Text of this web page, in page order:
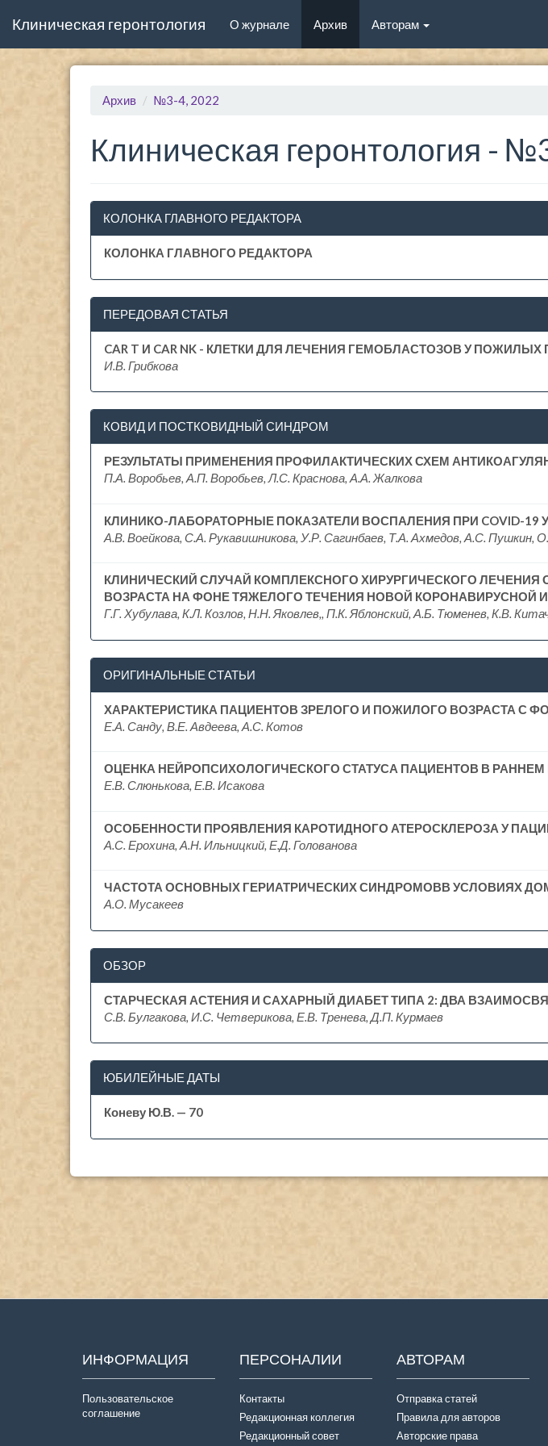
Клиническая геронтология О журнале(current)
Архив Авторам
Архив №3-4, 2022
Клиническая геронтология -
КОЛОНКА ГЛАВНОГО РЕДАКТОРА
КОЛОНКА ГЛАВНОГО РЕДАКТОРА
ПЕРЕДОВАЯ СТАТЬЯ
CAR T И CAR NK - КЛЕТКИ ДЛЯ ЛЕЧЕНИЯ ГЕМОБЛАСТОЗОВ У
И.В. Грибкова
КОВИД И ПОСТКОВИДНЫЙ СИНДРОМ
РЕЗУЛЬТАТЫ ПРИМЕНЕНИЯ ПРОФИЛАКТИЧЕСКИХ СХЕМ
П.А. Воробьев, А.П. Воробьев, Л.С. Краснова, А.А. Жалкова
КЛИНИКО-ЛАБОРАТОРНЫЕ ПОКАЗАТЕЛИ ВОСПАЛЕНИЯ ПРИ COVID-
А.В. Воейкова, С.А. Рукавишникова, У.Р. Сагинбаев, Т.А. Ахмедов, А.С. Пушкин,
КЛИНИЧЕСКИЙ СЛУЧАЙ КОМПЛЕКСНОГО ХИРУРГИЧЕСКОГО
ВОЗРАСТА НА ФОНЕ ТЯЖЕЛОГО ТЕЧЕНИЯ НОВОЙ КОРОНАВИРУСНОЙ
Г.Г. Хубулава, К.Л. Козлов, Н.Н. Яковлев,, П.К. Яблонский, А.Б. Тюменев, К.В.
ОРИГИНАЛЬНЫЕ СТАТЬИ
ХАРАКТЕРИСТИКА ПАЦИЕНТОВ ЗРЕЛОГО И ПОЖИЛОГО ВОЗРАСТА С
Е.А. Санду, В.Е. Авдеева, А.С. Котов
ОЦЕНКА НЕЙРОПСИХОЛОГИЧЕСКОГО СТАТУСА ПАЦИЕНТОВ В
Е.В. Слюнькова, Е.В. Исакова
ОСОБЕННОСТИ ПРОЯВЛЕНИЯ КАРОТИДНОГО АТЕРОСКЛЕРОЗА У
А.С. Ерохина, А.Н. Ильницкий, Е.Д. Голованова
ЧАСТОТА ОСНОВНЫХ ГЕРИАТРИЧЕСКИХ СИНДРОМОВВ УСЛОВИЯХ
А.О. Мусакеев
ОБЗОР
СТАРЧЕСКАЯ АСТЕНИЯ И САХАРНЫЙ ДИАБЕТ ТИПА 2: ДВА
С.В. Булгакова, И.С. Четверикова, Е.В. Тренева, Д.П. Курмаев
ЮБИЛЕЙНЫЕ ДАТЫ
Коневу Ю.В. — 70
ИНФОРМАЦИЯ
Пользовательское
соглашение
ПЕРСОНАЛИИ
Контакты
Редакционная коллегия
Редакционный совет
АВТОРАМ
Отправка статей
Правила для авторов
Авторские права